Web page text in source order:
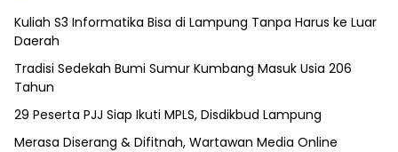
Kuliah S3 Informatika Bisa di Lampung Tanpa Harus ke Luar
Daerah
Tradisi Sedekah Bumi Sumur Kumbang Masuk Usia 206
Tahun
29 Peserta PJJ Siap Ikuti MPLS, Disdikbud Lampung
Merasa Diserang & Difitnah, Wartawan Media Online